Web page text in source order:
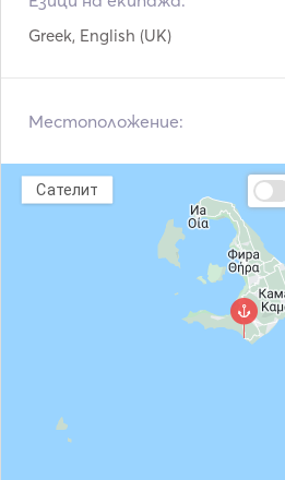
During a private full day cruise
Greek, English (UK)
Местоположение:
Сателит